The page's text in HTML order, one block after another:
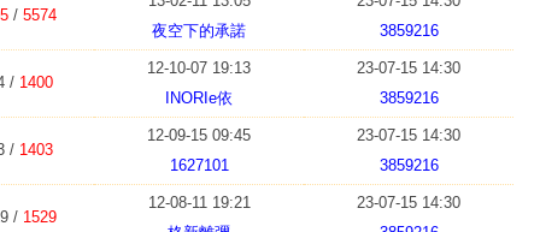
/ 5574
夜空下的承諾
3859216
/ 1400
12-10-07 19:13
INORIe依
23-07-15 14:30
3859216
/ 1403
12-09-15 09:45
1627101
23-07-15 14:30
3859216
/ 1529
12-08-11 19:21
23-07-15 14:30